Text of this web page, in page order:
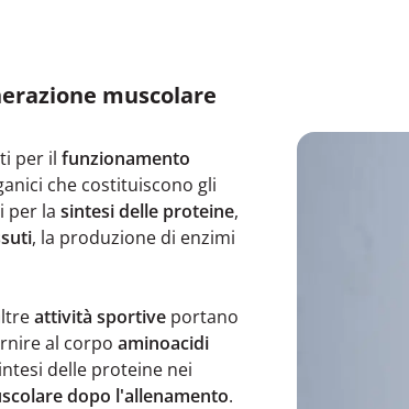
muscolare
per il funzionamento
che costituiscono gli
per la sintesi delle proteine,
, la produzione di enzimi
attività sportive portano
al corpo aminoacidi
delle proteine nei
dopo l'allenamento.